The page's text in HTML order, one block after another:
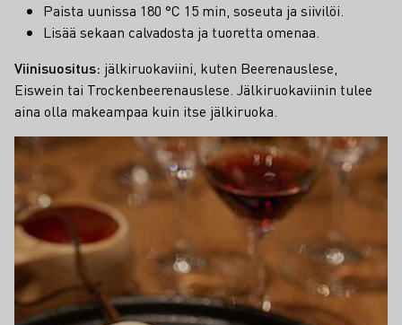
Paista uunissa 180 °C 15 min, soseuta ja siivilöi.
Lisää sekaan calvadosta ja tuoretta omenaa.
Viinisuositus: jälkiruokaviini, kuten Beerenauslese,
Eiswein tai Trockenbeerenauslese. Jälkiruokaviinin tulee
aina olla makeampaa kuin itse jälkiruoka.